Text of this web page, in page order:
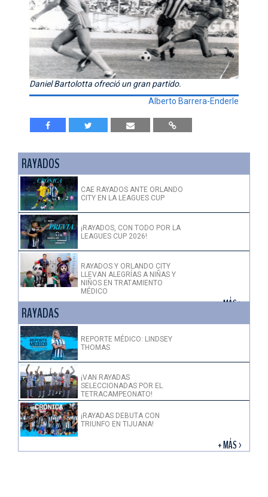
Daniel Bartolotta ofreció un gran partido.
Alberto Barrera-Enderle
RAYADOS
CAE RAYADOS ANTE ORLANDO
CITY EN LA LEAGUES CUP
¡RAYADOS, CON TODO POR LA
LEAGUES CUP 2026!
RAYADOS Y ORLANDO CITY
LLEVAN ALEGRÍAS A NIÑAS Y
NIÑOS EN TRATAMIENTO
MÉDICO
+ MÁS >
RAYADAS
REPORTE MÉDICO: LINDSEY
THOMAS
¡VAN RAYADAS
SELECCIONADAS POR EL
TETRACAMPEONATO!
¡RAYADAS DEBUTA CON
TRIUNFO EN TIJUANA!
+ MÁS >